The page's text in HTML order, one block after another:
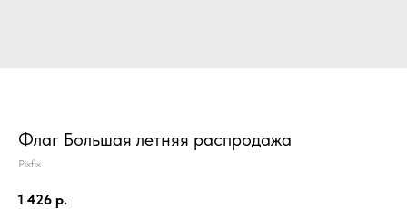
Флаг Большая летняя распродажа
Pixfix
1 426 р.